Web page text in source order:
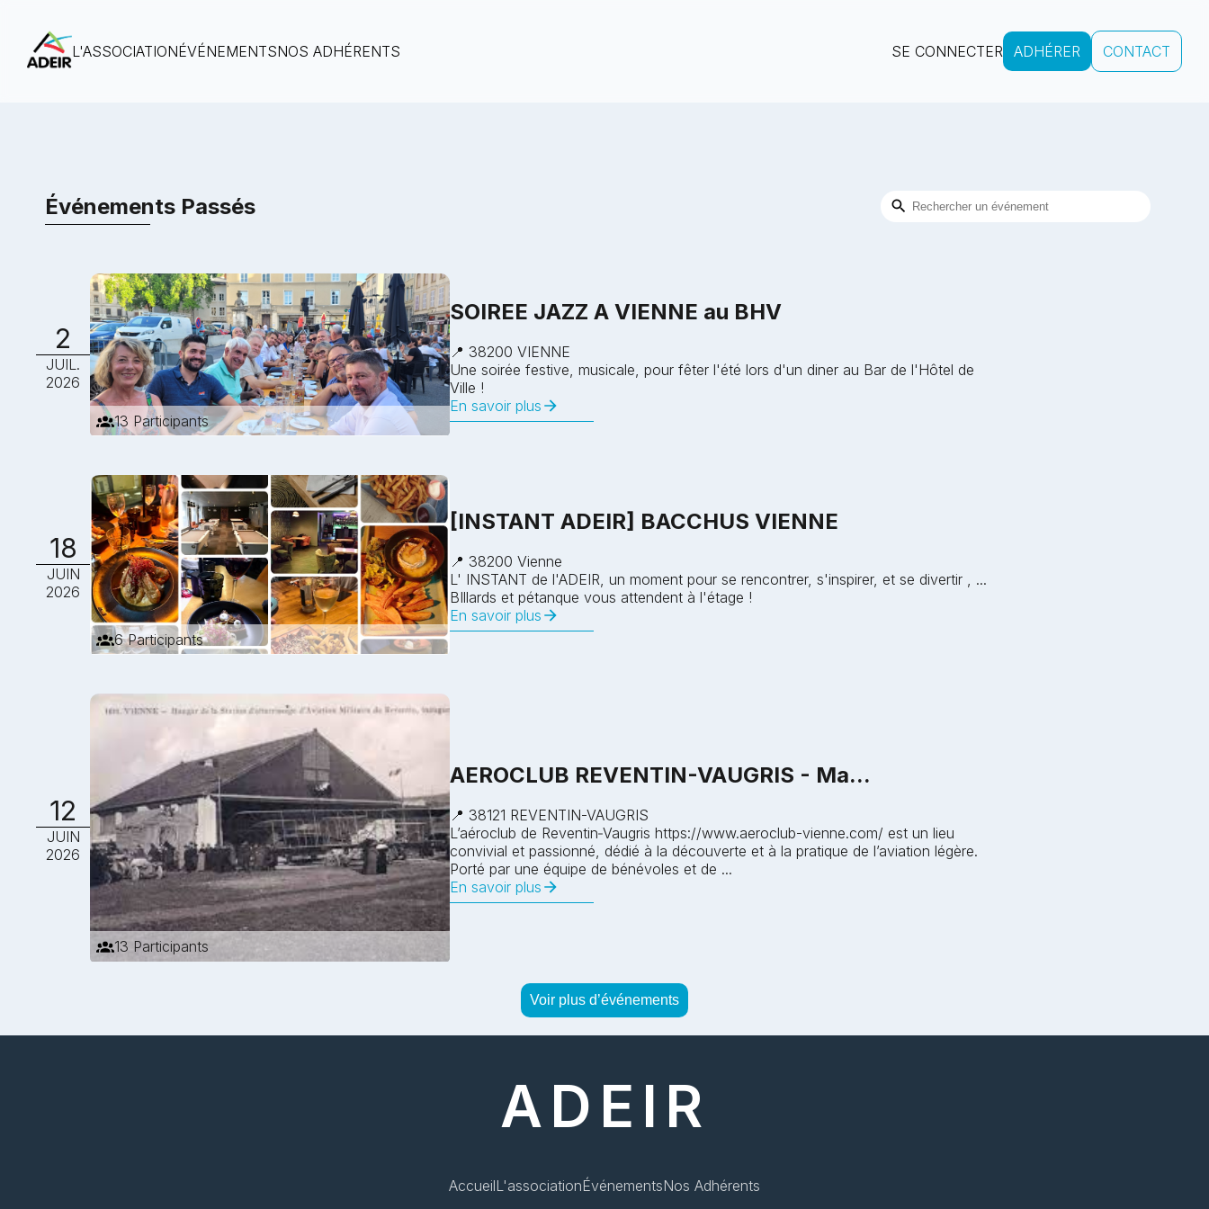
L'ASSOCIATIONÉVÉNEMENTSNOS ADHÉRENTS SE CONNECTER ADHÉRER CONTACT
Événements Passés
2
JUIL.
2026
13 Participants
SOIREE JAZZ A VIENNE au BHV
📍 38200 VIENNE
Une soirée festive, musicale, pour fêter l'été lors d'un diner au Bar de l'Hôtel de
Ville !
En savoir plus
18
JUIN
2026
6 Participants
[INSTANT ADEIR] BACCHUS VIENNE
📍 38200 Vienne
L' INSTANT de l'ADEIR, un moment pour se rencontrer, s'inspirer, et se divertir , ...
BIllards et pétanque vous attendent à l'étage !
En savoir plus
12
JUIN
2026
13 Participants
AEROCLUB REVENTIN-VAUGRIS - Ma...
📍 38121 REVENTIN-VAUGRIS
L’aéroclub de Reventin‑Vaugris https://www.aeroclub-vienne.com/ est un lieu
convivial et passionné, dédié à la découverte et à la pratique de l’aviation légère.
Porté par une équipe de bénévoles et de ...
En savoir plus
Voir plus d’événements
ADEIR
AccueilL'associationÉvénementsNos Adhérents